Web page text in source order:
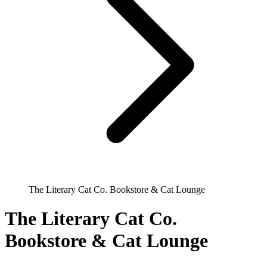
The Literary Cat Co. Bookstore & Cat Lounge
The Literary Cat Co.
Bookstore & Cat Lounge